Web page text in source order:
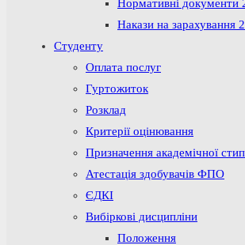
Нормативні документи
Накази на зарахування
Студенту
Оплата послуг
Гуртожиток
Розклад
Критерії оцінювання
Призначення академічної
Атестація здобувачів ФПО
ЄДКІ
Вибіркові дисципліни
Положення